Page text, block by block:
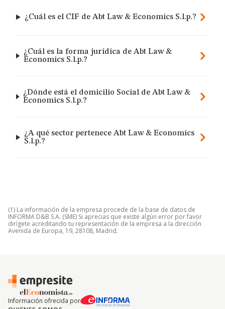
¿Cuál es el CIF de Abt Law & Economics S.l.p.?
¿Cuál es la forma jurídica de Abt Law &
Economics S.l.p.?
¿Dónde está el domicilio Social de Abt Law &
Economics S.l.p.?
¿A qué sector pertenece Abt Law & Economics
S.l.p.?
(1) La información de la empresa procede de la base de datos de
INFORMA D&B S.A. (SME) Si aprecias que existe algún error por favor
dirígete acreditando tu representación de la empresa a la dirección
Avenida de Europa, 19, 28108, Madrid.
Información ofrecida por